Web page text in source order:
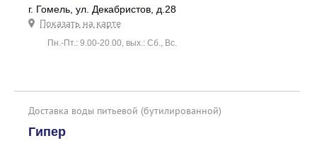
г. Гомель, ул. Декабристов, д.28
Показать на карте
Пн.-Пт.: 9.00-20.00, вых.: Сб., Вс.
Доставка воды питьевой (бутилированной)
Гипер